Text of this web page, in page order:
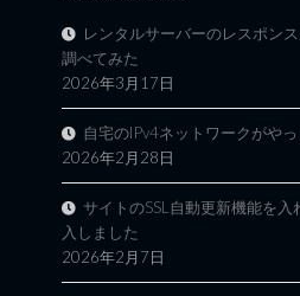
レンタルサーバーのレスポン
調べてみた
2026年3月17日
自宅のIPv4ネットワークがや
2026年2月28日
サイトのSSL自動更新機能を入
入しました
2026年2月7日